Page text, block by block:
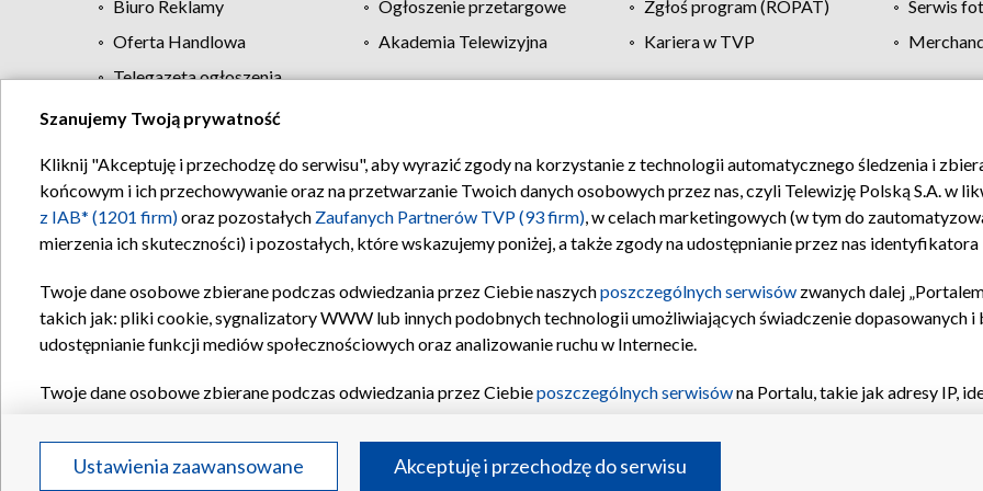
Biuro Reklamy Ogłoszenie przetargowe Zgłoś program (ROPAT)
Serwis
Oferta Handlowa
Akademia Telewizyjna Kariera w TVP
Telegazeta ogłoszenia
Regulamin TVP Polityka prywatności Moje zgody Pomoc Biuro
Szanujemy Twoją prywatność
Kliknij "Akceptuję i przechodzę do serwisu", aby wyrazić zgody na korzystanie z technologii automatycznego śledzenia i
końcowym i ich przechowywanie oraz na przetwarzanie Twoich danych osobowych przez nas, czyli Telewizję Polską S.A. w
z IAB* (1201 firm)oraz pozostałych Zaufanych Partnerów TVP (93 firm), w celach marketingowych (w tym do
mierzenia ich skuteczności) i pozostałych, które wskazujemy poniżej, a także zgody na udostępnianie przez nas
Twoje dane osobowe zbierane podczas odwiedzania przez Ciebie naszychposzczególnych serwisów zwanych dalej
takich jak: pliki cookie, sygnalizatory WWW lub innych podobnych technologii umożliwiających świadczenie dopasowanych i
udostępnianie funkcji mediów społecznościowych oraz analizowanie ruchu w Internecie.
Twoje dane osobowe zbierane podczas odwiedzania przez Ciebieposzczególnych serwisówna Portalu, takie jak adresy IP,
Partnerów TVPdla realizacji następujących celów i funkcji: przechowywania informacji na urządzeniu lub dostęp do nich,
reklam, tworzenia profilu spersonalizowanych reklam, tworzenia profilu spersonalizowanych treści, wyboru
Ustawienia zaawansowane Akceptuję i przechodzę do serwisu